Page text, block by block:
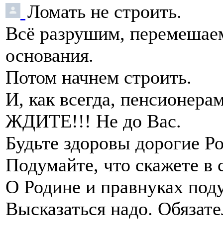
Ломать не строить.
Всё разрушим,
основания.
Потом начнем строить.
И, как всегда,
ЖДИТЕ!!! Не до Вас.
Будьте здоровы дорогие
Подумайте, что скажете в
О Родине и правнуках
Высказаться надо.